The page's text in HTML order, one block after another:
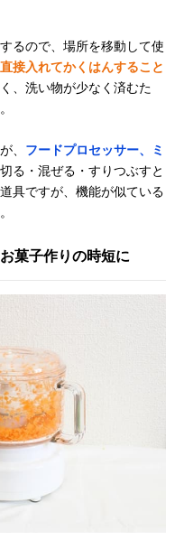
るので、場所を移動して使
接入れてかくはんすること
、洗い物が少なく済むた
、 フードプロセッサー、ミ
る・混ぜる・すりつぶすと
具ですが、機能が似ている
菓子作りの時短に